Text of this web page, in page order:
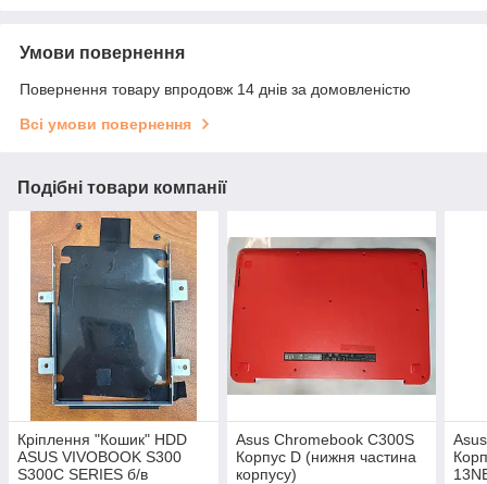
Умови повернення
Повернення товару впродовж 14 днів за домовленістю
Всі умови повернення
Подібні товари компанії
Кріплення "Кошик" HDD
ASUS VIVOBOOK S300
S300C SERIES б/в
Asus Chromebook C300S
Корпус D (нижня частина
корпусу)